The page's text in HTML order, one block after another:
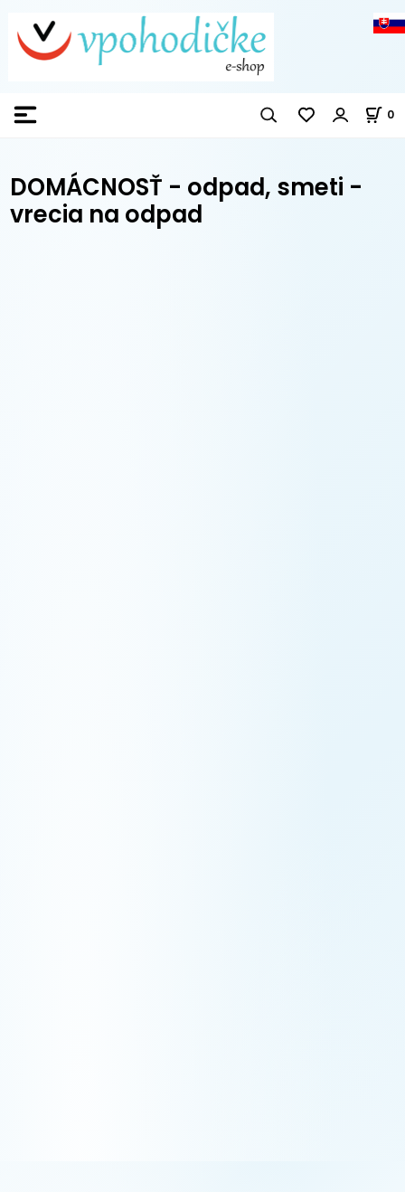
0
DOMÁCNOSŤ - odpad, smeti -
vrecia na odpad